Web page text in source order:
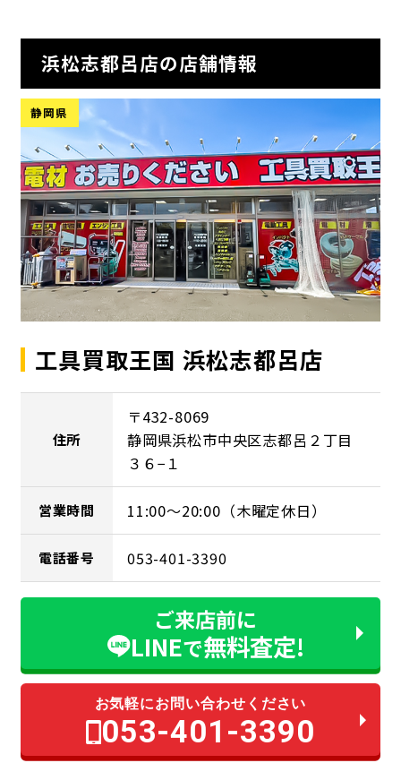
浜松志都呂店の店舗情報
静岡県
工具買取王国 浜松志都呂店
住所
〒432-8069
静岡県浜松市中央区志都呂２丁目
３６−１
営業時間 11:00～20:00（木曜定休日）
電話番号 053-401-3390
ご来店前に
LINEで無料査定!
お気軽にお問い合わせください
053-401-3390